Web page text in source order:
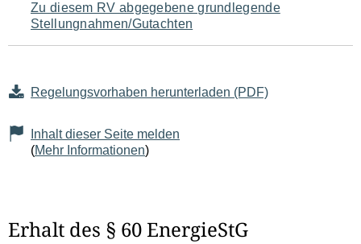
Zu diesem RV abgegebene grundlegende
Stellungnahmen/Gutachten
Regelungsvorhaben herunterladen (PDF)
Inhalt dieser Seite melden
(Mehr Informationen)
Erhalt des § 60 EnergieStG